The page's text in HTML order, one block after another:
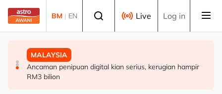
Skip to main content
BM | EN Live Log in
MALAYSIA
Jerebu: Enam kawasan di Sarawak catat IPU tidak sihat
MALAYSIA
Kerajaan Negeri Selangor jumpa pekerja kilang
Panasonic minggu depan
MALAYSIA
Ancaman penipuan digital kian serius, kerugian hampir
RM3 bilion